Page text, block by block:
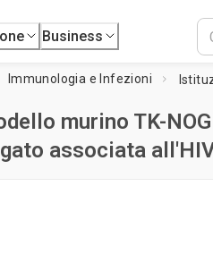
Business
Immunologia e Infezioni
murino TK-
associata